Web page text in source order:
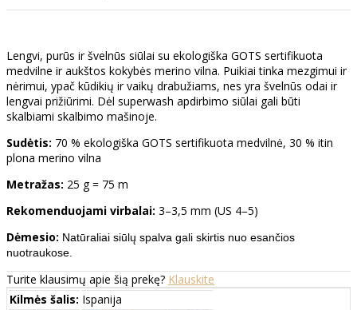
Lengvi, purūs ir švelnūs siūlai su ekologiška GOTS sertifikuota
medvilne ir aukštos kokybės merino vilna. Puikiai tinka mezgimui ir
nėrimui, ypač kūdikių ir vaikų drabužiams, nes yra švelnūs odai ir
lengvai prižiūrimi. Dėl superwash apdirbimo siūlai gali būti
skalbiami skalbimo mašinoje.
Sudėtis: 70 % ekologiška GOTS sertifikuota medvilnė, 30 % itin
plona merino vilna
Metražas: 25 g = 75 m
Rekomenduojami virbalai: 3–3,5 mm (US 4–5)
Dėmesio: Natūraliai siūlų spalva gali skirtis nuo esančios
nuotraukose.
Turite klausimų apie šią prekę? Klauskite
Kilmės šalis: Ispanija